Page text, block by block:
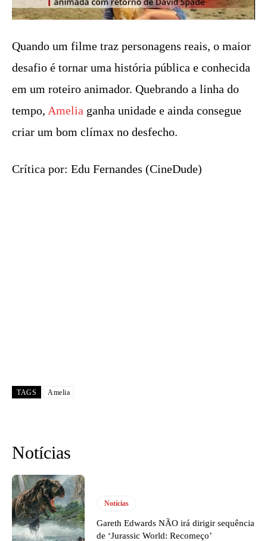
Quando um filme traz personagens reais, o maior
desafio é tornar uma história pública e conhecida
em um roteiro animador. Quebrando a linha do
tempo, Amelia ganha unidade e ainda consegue
criar um bom clímax no desfecho.
Crítica por: Edu Fernandes (CineDude)
TAGS Amelia
Notícias
Notícias
Gareth Edwards NÃO irá dirigir sequência
de ‘Jurassic World: Recomeço’